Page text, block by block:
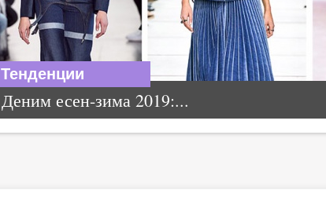
Тенденции
Деним есен-зима 2019:...